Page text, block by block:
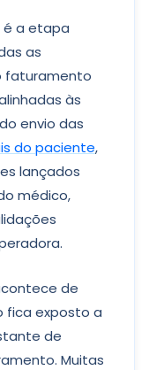
é a etapa
as
faturamento
às
envio das
do paciente,
lançados
médico,
de
fica exposto a
de
Muitas